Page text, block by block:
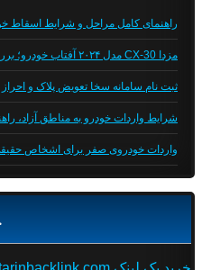
راهنمای کامل مراحل و شرایط اسقاط خودرو
مزدا CX-30 مدل ۲۰۲۴ آفتاب خودرو؛ بررسی و مشخصات فنی
ثبت نام سامانه سخا تعویض پلاک و
شرایط واردات خودرو به مناطق آزاد،
واردات خودروی صفر برای اشخاص
.